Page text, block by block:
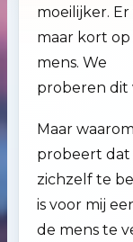
moeilijker.
maar kort
mens. We
proberen dit
Maar
probeert dat
zichzelf te
is voor mij
de mens te